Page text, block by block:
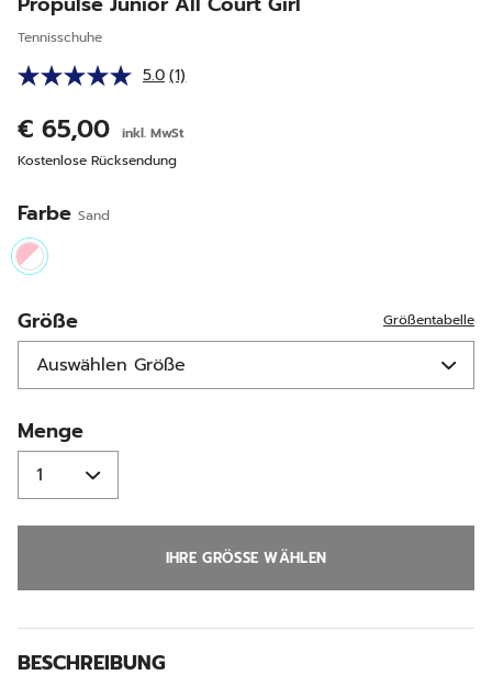
Tennisschuhe
5.0 Bewertung
auf
derselben
Seite.
(1)
€ 65,00
inkl. MwSt
Kostenlose Rücksendung
Farbe Sand
selected
Größe Größentabelle
Menge
IHRE GRÖSSE WÄHLEN
BESCHREIBUNG